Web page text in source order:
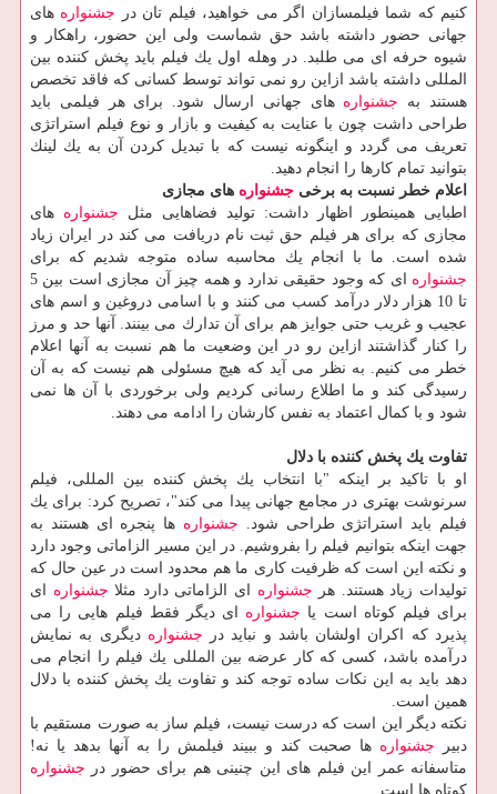
كنیم كه شما فیلمسازان اگر می خواهید، فیلم تان در جشنواره های
جهانی حضور داشته باشد حق شماست ولی این حضور، راهكار و
شیوه حرفه ای می طلبد. در وهله اول یك فیلم باید پخش كننده بین
المللی داشته باشد ازاین رو نمی تواند توسط كسانی كه فاقد تخصص
هستند به جشنواره های جهانی ارسال شود. برای هر فیلمی باید
طراحی داشت چون با عنایت به كیفیت و بازار و نوع فیلم استراتژی
تعریف می گردد و اینگونه نیست كه با تبدیل كردن آن به یك لینك
بتوانید تمام كارها را انجام دهید.
اعلام خطر نسبت به برخی جشنواره های مجازی
اطبایی همینطور اظهار داشت: تولید فضاهایی مثل جشنواره های
مجازی كه برای هر فیلم حق ثبت نام دریافت می كند در ایران زیاد
شده است. ما با انجام یك محاسبه ساده متوجه شدیم كه برای
جشنواره
ای كه وجود حقیقی ندارد و همه چیز آن مجازی است بین 5
تا 10 هزار دلار درآمد كسب می كنند و با اسامی دروغین و اسم های
عجیب و غریب حتی جوایز هم برای آن تدارك می بینند. آنها حد و مرز
را كنار گذاشتند ازاین رو در این وضعیت ما هم نسبت به آنها اعلام
خطر می كنیم. به نظر می آید كه هیچ مسئولی هم نیست كه به آن
رسیدگی كند و ما اطلاع رسانی كردیم ولی برخوردی با آن ها نمی
شود و با كمال اعتماد به نفس كارشان را ادامه می دهند.
تفاوت یك پخش كننده با دلال
او با تاكید بر اینكه "با انتخاب یك پخش كننده بین المللی، فیلم
سرنوشت بهتری در مجامع جهانی پیدا می كند"، تصریح كرد: برای یك
فیلم باید استراتژی طراحی شود. جشنواره ها پنجره ای هستند به
جهت اینكه بتوانیم فیلم را بفروشیم. در این مسیر الزاماتی وجود دارد
و نكته این است كه ظرفیت كاری ما هم محدود است در عین حال كه
تولیدات زیاد هستند. هر جشنواره ای الزاماتی دارد مثلا جشنواره ای
برای فیلم كوتاه است یا جشنواره ای دیگر فقط فیلم هایی را می
پذیرد كه اكران اولشان باشد و نباید در جشنواره دیگری به نمایش
درآمده باشد، كسی كه كار عرضه بین المللی یك فیلم را انجام می
دهد باید به این نكات ساده توجه كند و تفاوت یك پخش كننده با دلال
همین است.
نكته دیگر این است كه درست نیست، فیلم ساز به صورت مستقیم با
دبیر جشنواره ها صحبت كند و ببیند فیلمش را به آنها بدهد یا نه!
متاسفانه عمر این فیلم های این چنینی هم برای حضور در جشنواره
كوتاه ها است.